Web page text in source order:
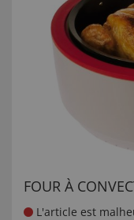
FOUR À
L'article est